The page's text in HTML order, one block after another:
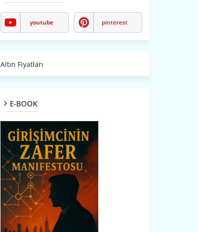
youtube pinterest
Altın Fiyatları
E-BOOK